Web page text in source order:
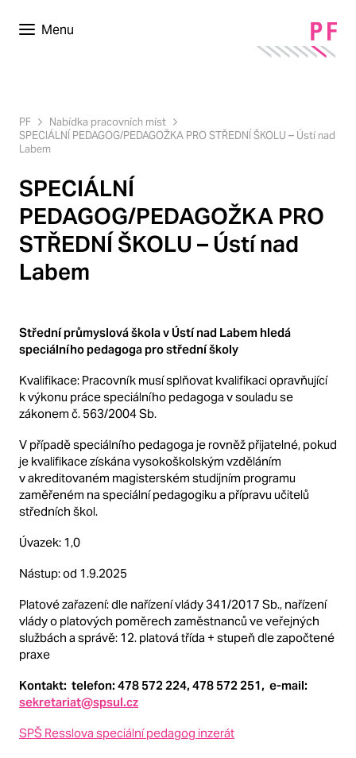
Menu
PF
Nabídka pracovních míst
SPECIÁLNÍ PEDAGOG/PEDAGOŽKA PRO STŘEDNÍ ŠKOLU – Ústí nad
Labem
SPECIÁLNÍ
PEDAGOG/PEDAGOŽKA PRO
STŘEDNÍ ŠKOLU – Ústí nad
Labem
Střední průmyslová škola v Ústí nad Labem hledá
speciálního pedagoga pro střední školy
Kvalifikace: Pracovník musí splňovat kvalifikaci opravňující
k výkonu práce speciálního pedagoga v souladu se
zákonem č. 563/2004 Sb.
V případě speciálního pedagoga je rovněž přijatelné, pokud
je kvalifikace získána vysokoškolským vzděláním
v akreditovaném magisterském studijním programu
zaměřeném na speciální pedagogiku a přípravu učitelů
středních škol.
Úvazek: 1,0
Nástup: od 1.9.2025
Platové zařazení: dle nařízení vlády 341/2017 Sb., nařízení
vlády o platových poměrech zaměstnanců ve veřejných
službách a správě: 12. platová třída + stupeň dle započtené
praxe
Kontakt: telefon: 478 572 224, 478 572 251, e-mail:
sekretariat@spsul.cz
SPŠ Resslova speciální pedagog inzerát